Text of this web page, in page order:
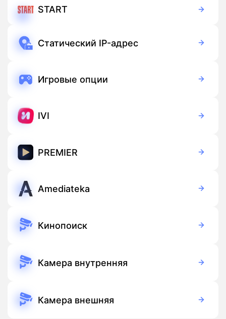
START
Статический IP-адрес
Игровые опции
IVI
PREMIER
Amediateka
Кинопоиск
Камера внутренняя
Подписка
Камера внешняя